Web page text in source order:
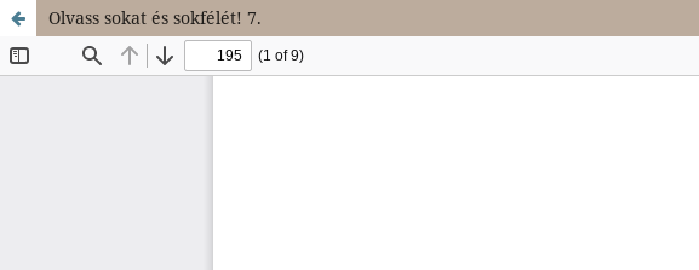
Olvass sokat és sokfélét! 7.